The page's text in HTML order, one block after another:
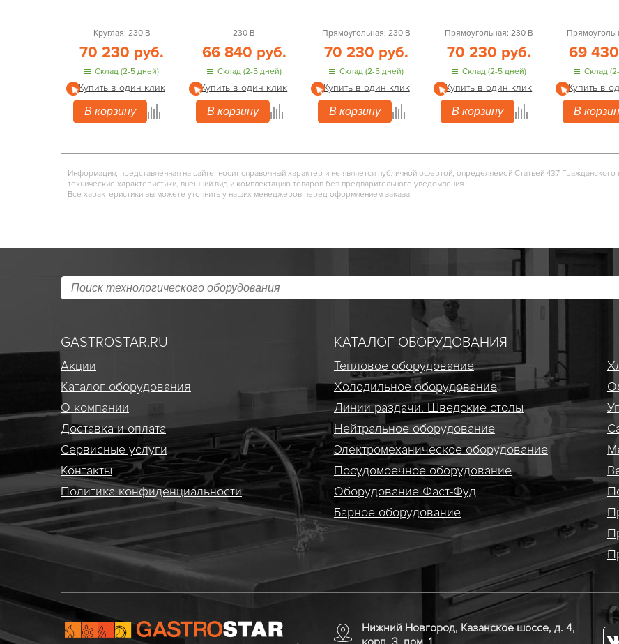
Круглая; 230 В
70 230 руб.
Склад (2-5 дней)
Купить в один клик
В корзину
230 В
66 840 руб.
Склад (2-5 дней)
Купить в один клик
В корзину
Прямоугольная; 230 В
70 230 руб.
Склад (2-5 дней)
Купить в один клик
В корзину
Прямоугольная; 230 В
70 230 руб.
Склад (2-5 дней)
Купить в один клик
В корзину
69
Склад
Купить в
В
Информация, представленная на сайте, носит справочный характер и не является публичной офертой, определяемой Статьей 437
технические характеристики, внешний вид и комплектацию товаров без предварительного уведомления.
Все характеристики вы можете уточнить у наших менеджеров перед оформлением заказа.
GASTROSTAR.RU
Акции
Каталог оборудования
О компании
Доставка и оплата
Сервисные услуги
Контакты
Политика конфиденциальности
КАТАЛОГ ОБОРУДОВАНИЯ
Тепловое оборудование
Холодильное оборудование
Линии раздачи. Шведские столы
Нейтральное оборудование
Электро­механическое оборудование
Посудомоечное оборудование
Оборудование Фаст-Фуд
Барное оборудование
Нижний Новгород, Казанское шоссе, д. 4,